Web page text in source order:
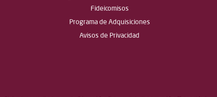
Fideicomisos
Programa de Adquisiciones
Avisos de Privacidad